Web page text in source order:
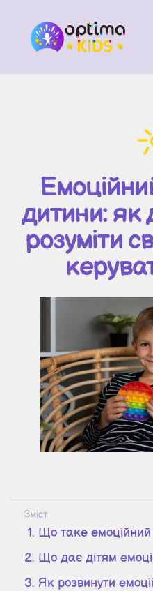
дитини: як
розуміти
Зміст
Що таке емоційний
Що дає дітям
Як розвинути